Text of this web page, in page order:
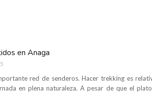
en Anaga
red de senderos. Hacer trekking es
en plena naturaleza. A pesar de que el